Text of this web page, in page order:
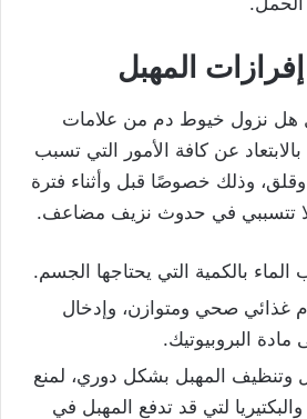
المهبل
نزول خيوط دم من علامات
عن كافة الأمور التي تسبب
وذلك خصوصًا قبل وأثناء فترة
لا تتسببي في حدوث نزيف مضاعف.
بالكمية التي يحتاجها الجسم.
غذائي صحي ومتوازن، وإدخال
البروبيوتيك.
المهبل بشكل دوري، لمنع
لتي قد تدفع المهبل في